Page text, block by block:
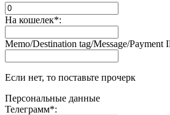
На кошелек*:
Memo/Destination tag/Message/Payment
Если нет, то поставьте прочерк
Персональные данные
Телеграмм*: